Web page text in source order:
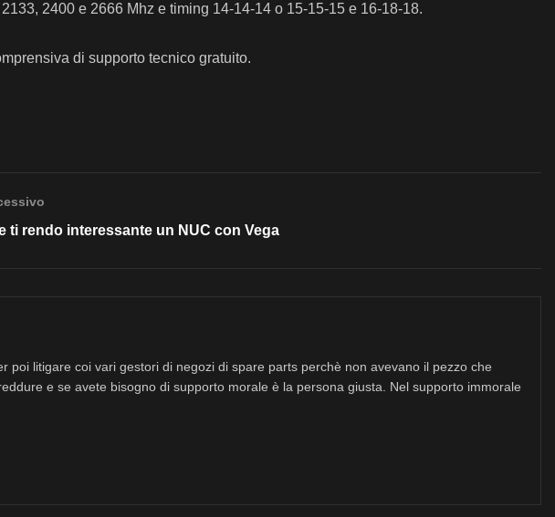
2400 e 2666 Mhz e timing 14-14-14 o 15-15-15 e 16-18-18.
di supporto tecnico gratuito.
ti rendo interessante un NUC con Vega
litigare coi vari gestori di negozi di spare parts perchè non avevano il pezzo che
e se avete bisogno di supporto morale è la persona giusta. Nel supporto immorale